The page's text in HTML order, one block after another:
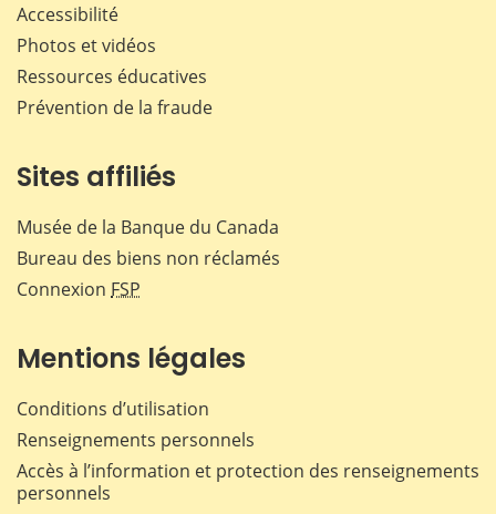
Accessibilité
Photos et vidéos
Ressources éducatives
Prévention de la fraude
Sites affiliés
Musée de la Banque du Canada
Bureau des biens non réclamés
Connexion FSP
Mentions légales
Conditions d’utilisation
Renseignements personnels
Accès à l’information et protection des renseignements
personnels